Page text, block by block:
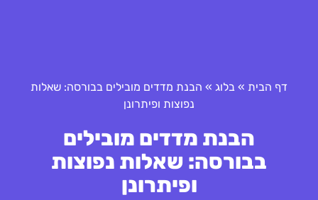
דף הבית » בלוג » הבנת מדדים מובילים בבורסה: שאלות
נפוצות ופיתרונן
הבנת מדדים מובילים
בבורסה: שאלות נפוצות
ופיתרונן